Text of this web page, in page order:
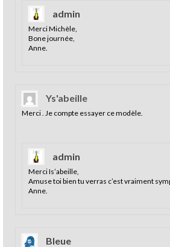
admin
Merci Michèle,
Bone journée,
Anne.
Ys'abeille
Merci . Je compte essayer ce modèle.
admin
Merci Is’abeille,
Amuse toi bien tu verras c’est vraiment
Anne.
Bleue